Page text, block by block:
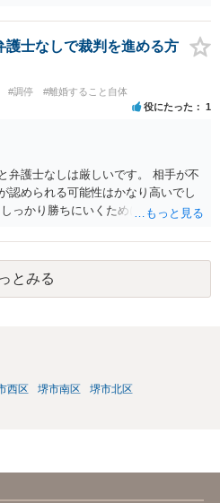
護士なしで裁判を進める方
#調停 #離婚すること自体
役にたった 1
弁護士なしは厳しいです。 相手が不
認められる可能性はかなり高いでし
っかり勝ちにいくためにも弁護士委
とみる
西区 堺市南区
堺市北区